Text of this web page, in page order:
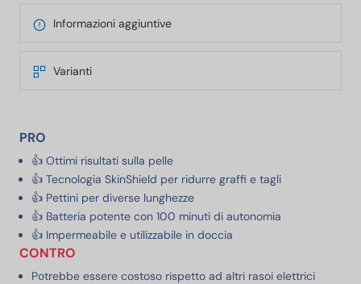
Informazioni aggiuntive
Varianti
PRO
👍 Ottimi risultati sulla pelle
👍 Tecnologia SkinShield per ridurre graffi e tagli
👍 Pettini per diverse lunghezze
👍 Batteria potente con 100 minuti di autonomia
👍 Impermeabile e utilizzabile in doccia
CONTRO
Potrebbe essere costoso rispetto ad altri rasoi elettrici